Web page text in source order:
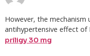
However, the
antihypertensive effect of
priligy 30 mg